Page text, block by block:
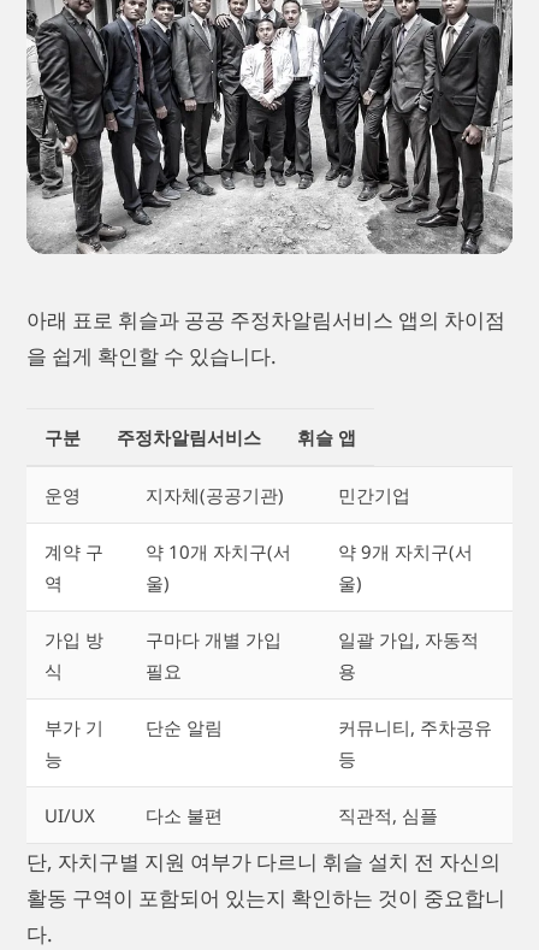
아래 표로 휘슬과 공공 주정차알림서비스 앱의 차이점
을 쉽게 확인할 수 있습니다.
구분 주정차알림서비스 휘슬 앱
운영 지자체(공공기관) 민간기업
계약 구
역
약 10개 자치구(서
울)
약 9개 자치구(서
울)
가입 방
식
구마다 개별 가입
필요
일괄 가입, 자동적
용
부가 기
능
단순 알림
커뮤니티, 주차공유
등
UI/UX 다소 불편 직관적, 심플
단, 자치구별 지원 여부가 다르니 휘슬 설치 전 자신의
활동 구역이 포함되어 있는지 확인하는 것이 중요합니
다.